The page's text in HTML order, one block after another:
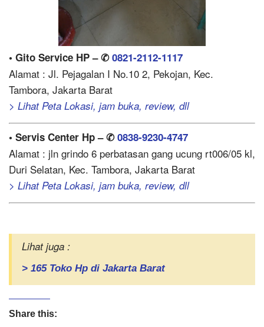
• Gito Service HP – ✆0821-2112-1117
Alamat : Jl. Pejagalan I No.10 2, Pekojan, Kec.
Tambora, Jakarta Barat
> Lihat Peta Lokasi, jam buka, review, dll
• Servis Center Hp – ✆0838-9230-4747
Alamat : jln grindo 6 perbatasan gang ucung rt006/05 kl,
Duri Selatan, Kec. Tambora, Jakarta Barat
> Lihat Peta Lokasi, jam buka, review, dll
Lihat juga :
> 165 Toko Hp di Jakarta Barat
Share this: